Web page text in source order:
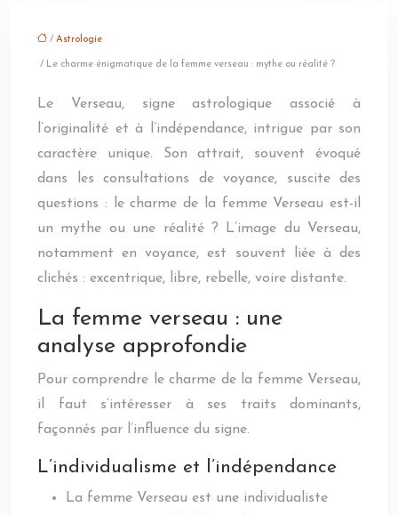
/ Astrologie
/ Le charme énigmatique de la femme verseau : mythe ou réalité ?
Le Verseau, signe astrologique associé à
l’originalité et à l’indépendance, intrigue par son
caractère unique. Son attrait, souvent évoqué
dans les consultations de voyance, suscite des
questions : le charme de la femme Verseau est-il
un mythe ou une réalité ? L’image du Verseau,
notamment en voyance, est souvent liée à des
clichés : excentrique, libre, rebelle, voire distante.
La femme verseau : une
analyse approfondie
Pour comprendre le charme de la femme Verseau,
il faut s’intéresser à ses traits dominants,
façonnés par l’influence du signe.
L’individualisme et l’indépendance
La femme Verseau est une individualiste